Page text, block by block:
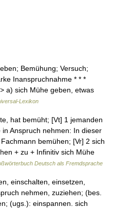
Bemühung; Versuch;
Inanspruchnahme * * *
a) sich Mühe geben, etwas
Lexikon
hat bemüht; [Vt] 1 jemanden
Anspruch nehmen: In dieser
bemühen; [Vr] 2 sich
+ zu + Infinitiv sich Mühe
Deutsch als Fremdsprache
einschalten, einsetzen,
nehmen, zuziehen; (bes.
(ugs.): einspannen. sich